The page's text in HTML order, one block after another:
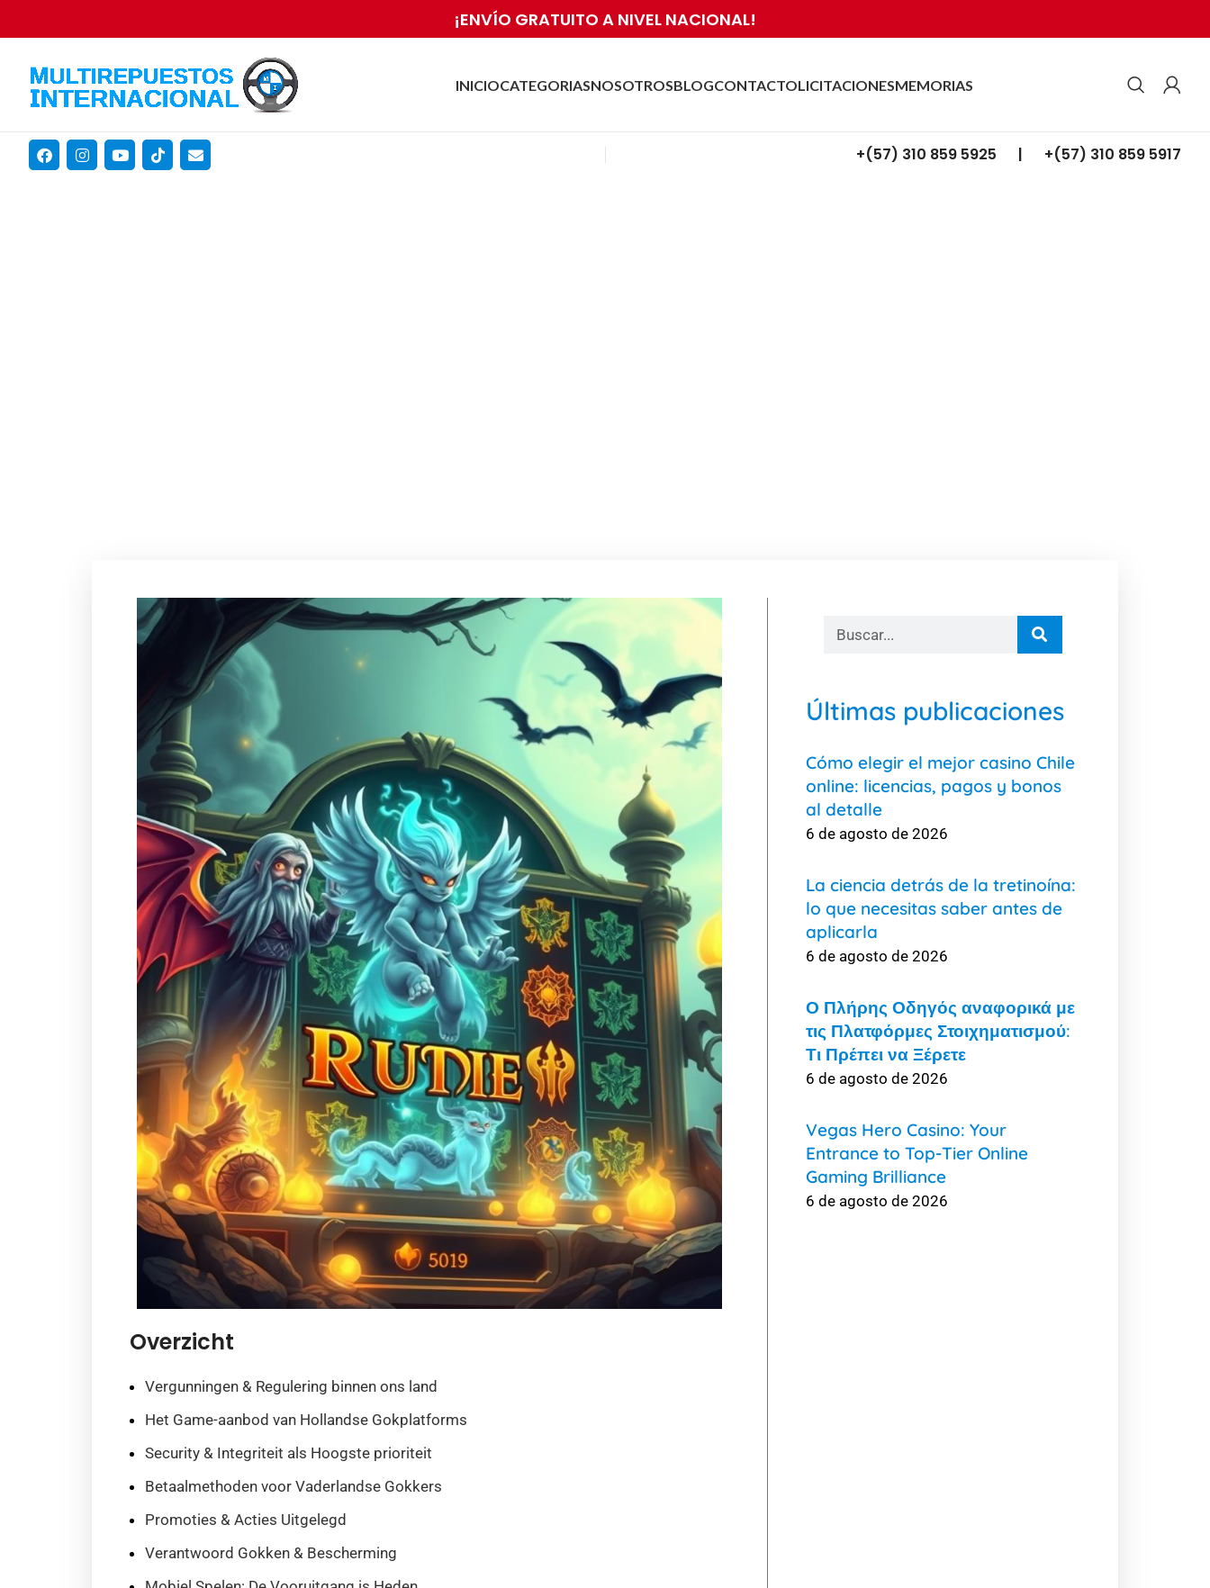
¡ENVÍO GRATUITO A NIVEL NACIONAL!
INICIOCATEGORIASNOSOTROSBLOGCONTACTOLICITACIONESMEMORIAS
+(57) 310 859 5925 | +(57) 310 859 5917
Overzicht
Vergunningen & Regulering binnen ons land
Het Game-aanbod van Hollandse Gokplatforms
Security & Integriteit als Hoogste prioriteit
Betaalmethoden voor Vaderlandse Gokkers
Promoties & Acties Uitgelegd
Verantwoord Gokken & Bescherming
Últimas publicaciones
Cómo elegir el mejor casino Chile
online: licencias, pagos y bonos
al detalle
6 de agosto de 2026
La ciencia detrás de la tretinoína:
lo que necesitas saber antes de
aplicarla
6 de agosto de 2026
Ο Πλήρης Οδηγός αναφορικά με
τις Πλατφόρμες Στοιχηματισμού:
Τι Πρέπει να Ξέρετε
6 de agosto de 2026
Vegas Hero Casino: Your
Entrance to Top-Tier Online
Gaming Brilliance
6 de agosto de 2026